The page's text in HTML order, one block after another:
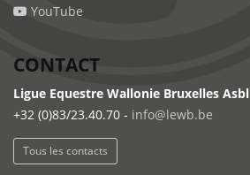
YouTube
CONTACT
Ligue Equestre Wallonie Bruxelles Asbl
+32 (0)83/23.40.70 - info@lewb.be
Tous les contacts